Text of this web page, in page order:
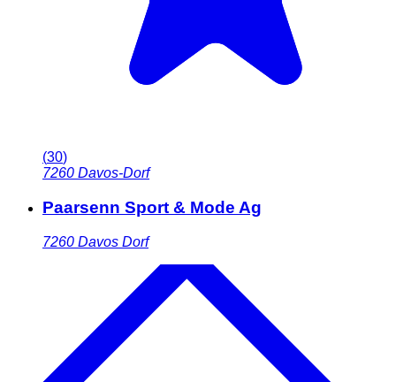
(30)
7260 Davos-Dorf
Paarsenn Sport & Mode Ag
7260 Davos Dorf